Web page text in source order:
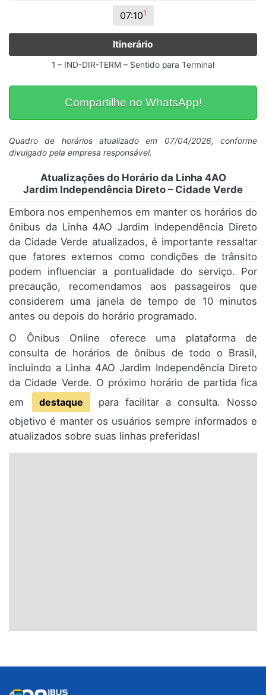
07:101
Itinerário
1 – IND-DIR-TERM – Sentido para Terminal
Compartilhe no WhatsApp!
Quadro de horários atualizado em 07/04/2026, conforme
divulgado pela empresa responsável.
Atualizações do Horário da Linha 4AO
Jardim Independência Direto – Cidade Verde
Embora nos empenhemos em manter os horários do
ônibus da Linha 4AO Jardim Independência Direto
da Cidade Verde atualizados, é importante ressaltar
que fatores externos como condições de trânsito
podem influenciar a pontualidade do serviço. Por
precaução, recomendamos aos passageiros que
considerem uma janela de tempo de 10 minutos
antes ou depois do horário programado.
O Ônibus Online oferece uma plataforma de
consulta de horários de ônibus de todo o Brasil,
incluindo a Linha 4AO Jardim Independência Direto
da Cidade Verde. O próximo horário de partida fica
em
destaque
para facilitar a consulta. Nosso
objetivo é manter os usuários sempre informados e
atualizados sobre suas linhas preferidas!